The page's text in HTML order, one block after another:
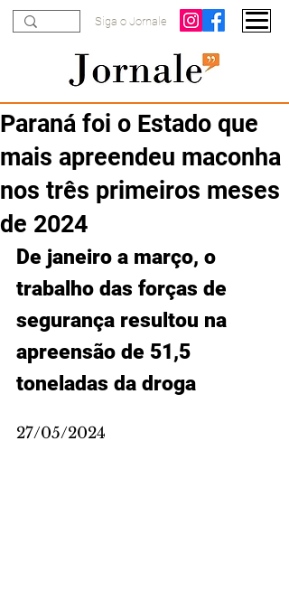
Siga o Jornale
Paraná foi o Estado que
mais apreendeu maconha
nos três primeiros meses
de 2024
De janeiro a março, o
trabalho das forças de
segurança resultou na
apreensão de 51,5
toneladas da droga
27/05/2024